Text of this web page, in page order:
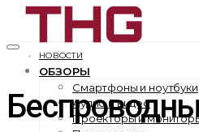
ОБЗОРЫ
Смартфоны и ноутбуки
Аудио и видео
Проекторы и
НОВОСТИ